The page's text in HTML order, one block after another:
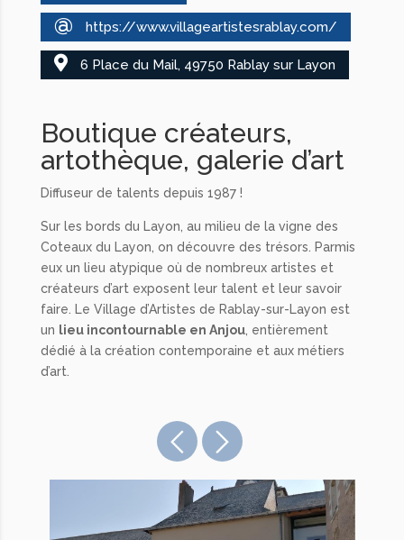
@ https://www.villageartistesrablay.com/
6 Place du Mail, 49750 Rablay sur Layon
Boutique créateurs,
artothèque, galerie d’art
Diffuseur de talents depuis 1987 !
Sur les bords du Layon, au milieu de la vigne des
Coteaux du Layon, on découvre des trésors. Parmis
eux un lieu atypique où de nombreux artistes et
créateurs d’art exposent leur talent et leur savoir
faire. Le Village d’Artistes de Rablay-sur-Layon est
un lieu incontournable en Anjou, entièrement
dédié à la création contemporaine et aux métiers
d’art.